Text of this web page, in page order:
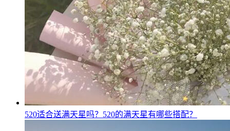
520适合送满天星吗？520的满天星有哪些搭配？